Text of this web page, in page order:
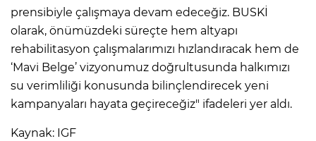
prensibiyle çalışmaya devam edeceğiz. BUSKİ
olarak, önümüzdeki süreçte hem altyapı
rehabilitasyon çalışmalarımızı hızlandıracak hem de
‘Mavi Belge’ vizyonumuz doğrultusunda halkımızı
su verimliliği konusunda bilinçlendirecek yeni
kampanyaları hayata geçireceğiz" ifadeleri yer aldı.
Kaynak: IGF